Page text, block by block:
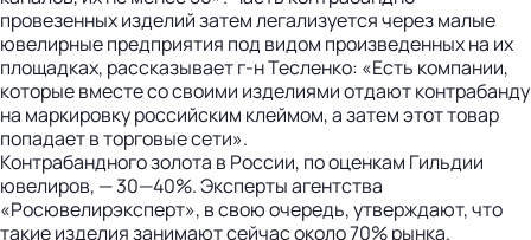
провезенных изделий затем легализуется через малые
ювелирные предприятия под видом произведенных на их
площадках, рассказывает г-н Тесленко: «Есть компании,
которые вместе со своими изделиями отдают контрабанду
на маркировку российским клеймом, а затем этот товар
попадает в торговые сети».
Контрабандного золота в России, по оценкам Гильдии
ювелиров, — 30—40%. Эксперты агентства
«Росювелирэксперт», в свою очередь, утверждают, что
такие изделия занимают сейчас около 70% рынка.